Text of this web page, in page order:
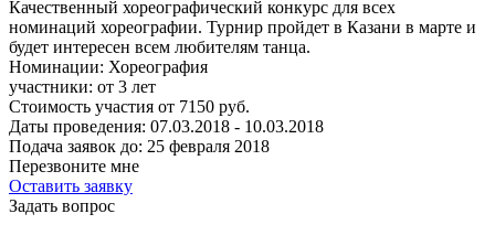
Качественный хореографический конкурс для всех
номинаций хореографии. Турнир пройдет в Казани в марте и
будет интересен всем любителям танца.
Номинации: Хореография
участники: от 3 лет
Стоимость участия от 7150 руб.
Даты проведения: 07.03.2018 - 10.03.2018
Подача заявок до: 25 февраля 2018
Перезвоните мне
Оставить заявку
Задать вопрос